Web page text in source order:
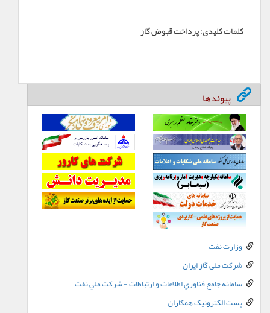
کلمات کلیدی:پرداخت قبوض گاز
پیوندها
وزارت نفت
شرکت ملی گاز ایران
سامانه جامع فناوري اطلاعات و ارتباطات - شرکت ملي نفت
پست الکترونيک همکاران